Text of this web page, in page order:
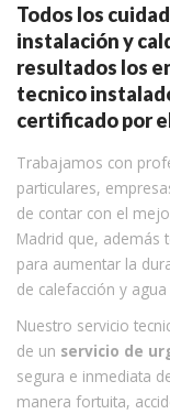
Todos los
instalación y
resultados los
tecnico
certificado por
Trabajamos con
particulares,
de contar con el
Madrid que, además
para aumentar la
de calefacción y
Nuestro servicio
de un servicio de
segura e inmediata
manera fortuita,